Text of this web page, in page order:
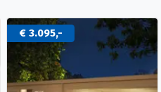
€ 3.095,-